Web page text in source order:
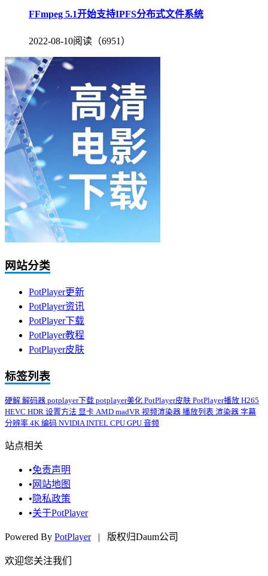
FFmpeg 5.1开始支持IPFS分布式文件系统
2022-08-10阅读（6951）
网站分类
PotPlayer更新
PotPlayer资讯
PotPlayer下载
PotPlayer教程
PotPlayer皮肤
标签列表
硬解 解码器 potplayer下载 potplayer美化 PotPlayer皮肤 PotPlayer播放 H265
HEVC HDR 设置方法 显卡 AMD madVR 视频渲染器 播放列表 渲染器 字幕
分辨率 4K 编码 NVIDIAINTEL CPU GPU 音频
站点相关
•免责声明
• 网站地图
• 隐私政策
•关于PotPlayer
Powered By PotPlayer| 版权归Daum公司
欢迎您关注我们